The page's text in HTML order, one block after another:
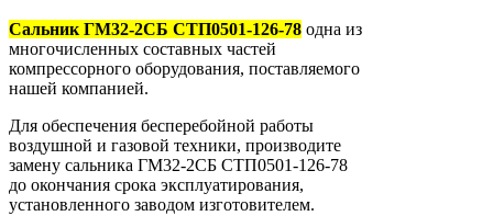
Сальник ГМ32-2СБ СТП0501-126-78 одна из
многочисленных составных частей
компрессорного оборудования, поставляемого
нашей компанией.
Для обеспечения бесперебойной работы
воздушной и газовой техники, производите
замену сальника ГМ32-2СБ СТП0501-126-78
до окончания срока эксплуатирования,
установленного заводом изготовителем.